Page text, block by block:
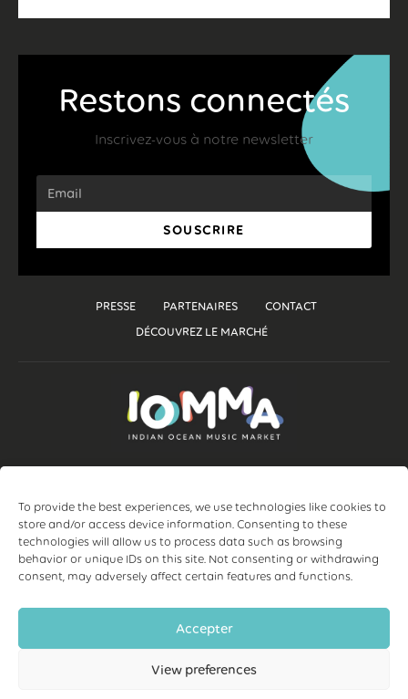
To provide the best experiences, we use technologies like cookies to
store and/or access device information. Consenting to these
technologies will allow us to process data such as browsing
behavior or unique IDs on this site. Not consenting or withdrawing
consent, may adversely affect certain features and functions.
Accepter
View preferences
Restons connectés
Inscrivez-vous à notre newsletter
SOUSCRIRE
DÉCOUVREZ LE MARCHÉ
PARTENAIRES
PRESSE CONTACT
La Réunion info@iomma.net
Mentions Légales